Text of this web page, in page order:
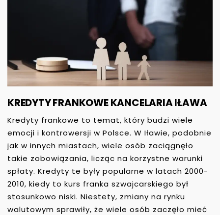
KREDYTY FRANKOWE KANCELARIA IŁAWA
Kredyty frankowe to temat, który budzi wiele
emocji i kontrowersji w Polsce. W Iławie, podobnie
jak w innych miastach, wiele osób zaciągnęło
takie zobowiązania, licząc na korzystne warunki
spłaty. Kredyty te były popularne w latach 2000-
2010, kiedy to kurs franka szwajcarskiego był
stosunkowo niski. Niestety, zmiany na rynku
walutowym sprawiły, że wiele osób zaczęło mieć